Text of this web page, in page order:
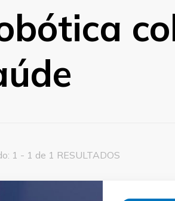
1 - 1 de 1 RESULTADOS